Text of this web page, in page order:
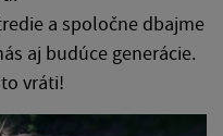
a spoločne dbajme
aj budúce generácie.
vráti!